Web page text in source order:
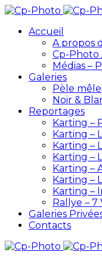
Accueil
A propos
Cp-Photo
Médias –
Galeries
Pèle mêle
Noir &
Reportages
Karting –
Karting –
Karting –
Karting –
Karting –
Karting –
Karting –
Rallye – 7
Galeries
Contacts